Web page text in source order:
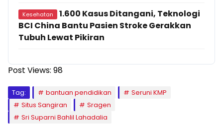
Kesehatan
1.600 Kasus Ditangani, Teknologi
BCI China Bantu Pasien Stroke Gerakkan
Tubuh Lewat Pikiran
Post Views: 98
Tag: bantuan pendidikan
Seruni KMP
Situs Sangiran
Sragen
Sri Suparni Bahlil Lahadalia